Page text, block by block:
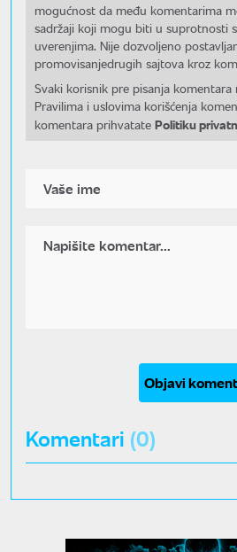
mogućnost da među komentarima
sadržaji koji mogu biti u suprotnosti
uverenjima. Nije dozvoljeno
promovisanjedrugih sajtova kroz
Svaki korisnik pre pisanja komentara
Pravilima i uslovima korišćenja
komentara prihvatate Politiku
Objavi
Komentari (0)